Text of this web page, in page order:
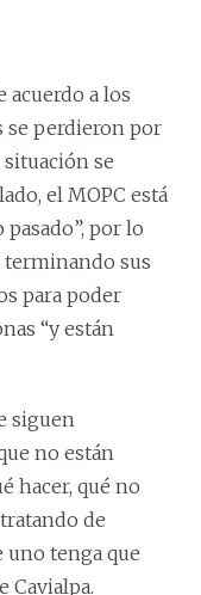
acuerdo a los
se perdieron por
situación se
el MOPC está
por lo
terminando sus
para poder
“y están
siguen
no están
hacer, qué no
de
uno tenga que
Cavialpa.